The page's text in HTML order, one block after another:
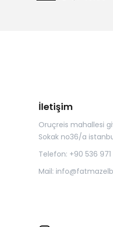
İletişim
Oruçreis mahallesi
Sokak no36/a
Telefon: +90 536
Mail: